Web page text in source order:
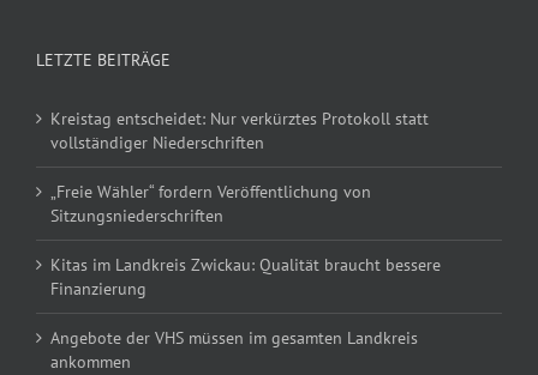
LETZTE BEITRÄGE
Kreistag entscheidet: Nur verkürztes Protokoll statt
vollständiger Niederschriften
„Freie Wähler“ fordern Veröffentlichung von
Sitzungsniederschriften
Kitas im Landkreis Zwickau: Qualität braucht bessere
Finanzierung
Angebote der VHS müssen im gesamten Landkreis
ankommen